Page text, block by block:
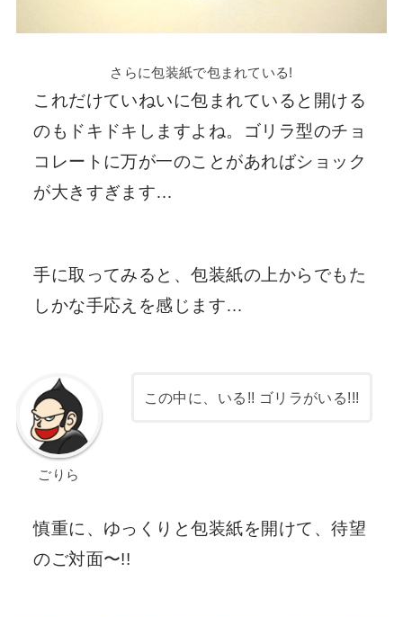
さらに包装紙で包まれている!
これだけていねいに包まれていると開ける
のもドキドキしますよね。ゴリラ型のチョ
コレートに万が一のことがあればショック
が大きすぎます…
手に取ってみると、包装紙の上からでもた
しかな手応えを感じます…
ごりら
この中に、いる!! ゴリラがいる!!!
慎重に、ゆっくりと包装紙を開けて、待望
のご対面〜!!